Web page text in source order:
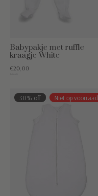
Babypakje met ruffle
kraagje White
€20,00
€39,95
30% off Niet op voorraad